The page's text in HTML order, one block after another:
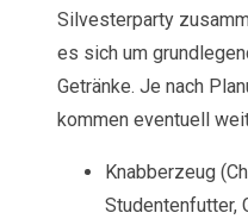
Silvesterparty
es sich um
Getränke. Je nach
kommen eventuell
Knabberzeug
Studentenfutter,